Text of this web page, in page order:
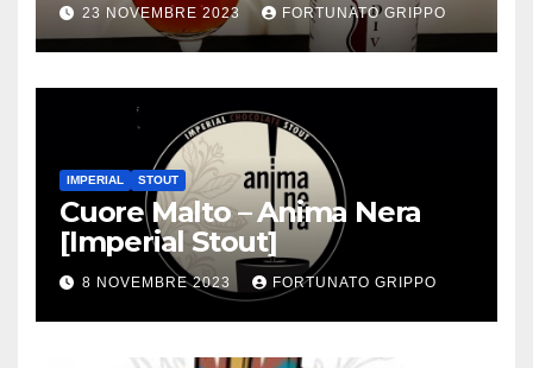
23 NOVEMBRE 2023 FORTUNATO GRIPPO
IMPERIAL STOUT
Cuore Malto – Anima Nera
[Imperial Stout]
8 NOVEMBRE 2023 FORTUNATO GRIPPO